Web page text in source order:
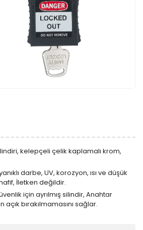
kelepçeli çelik kaplamalı krom,
darbe, UV, korozyon, ısı ve düşük
hafif, İletken değildir.
için ayrılmış silindir, Anahtar
bırakılmamasını sağlar.